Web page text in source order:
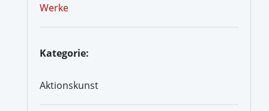
Werke
Kategorie:
Aktionskunst